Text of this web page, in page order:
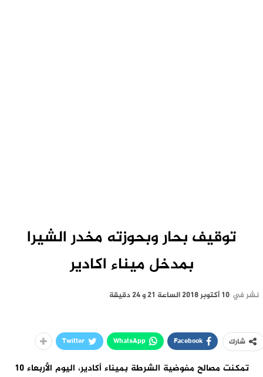
توقيف بحار وبحوزته مخدر الشيرا
بمدخل ميناء اكادير
نشر في 10 أكتوبر 2018 الساعة 21 و 24 دقيقة
شارك Facebook
WhatsApp
Twitter
تمكنت مصالح مفوضية الشرطة بميناء أكادير، اليوم الأربعاء 10